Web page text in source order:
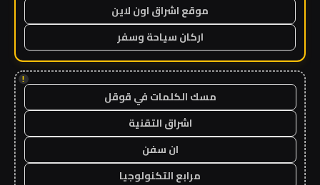
موقع اشراق اون لاين
اركان سياحة وسفر
!
مسك الكلمات في قوقل
اشراق التقنية
ان سفن
مرابع التكنولوجيا